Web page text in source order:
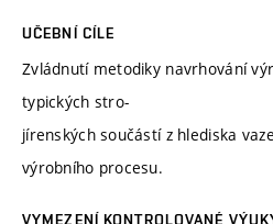
UČEBNÍ CÍLE
Zvládnutí metodiky navrhování
typických stro-
jírenských součástí z hlediska
výrobního procesu.
VYMEZENÍ KONTROLOVANÉ